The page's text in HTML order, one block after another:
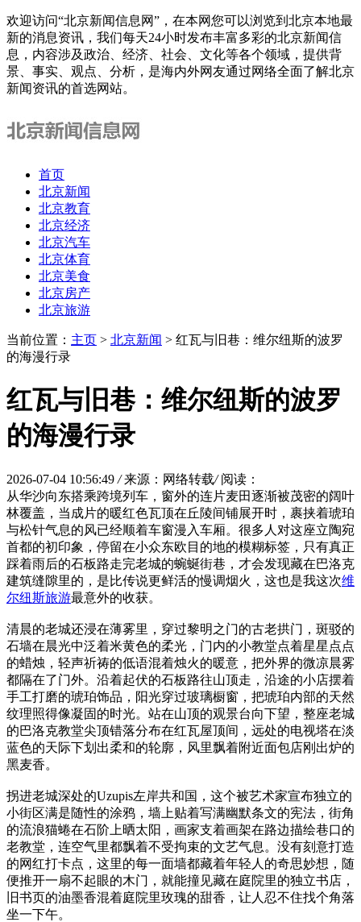
欢迎访问“北京新闻信息网”，在本网您可以浏览到北京本地最
新的消息资讯，我们每天24小时发布丰富多彩的北京新闻信
息，内容涉及政治、经济、社会、文化等各个领域，提供背
景、事实、观点、分析，是海内外网友通过网络全面了解北京
新闻资讯的首选网站。
首页
北京新闻
北京教育
北京经济
北京汽车
北京体育
北京美食
北京房产
北京旅游
当前位置： 主页 > 北京新闻 > 红瓦与旧巷：维尔纽斯的波罗
的海漫行录
红瓦与旧巷：维尔纽斯的波罗
的海漫行录
2026-07-04 10:56:49 / 来源：网络转载/ 阅读：
从华沙向东搭乘跨境列车，窗外的连片麦田逐渐被茂密的阔叶
林覆盖，当成片的暖红色瓦顶在丘陵间铺展开时，裹挟着琥珀
与松针气息的风已经顺着车窗漫入车厢。很多人对这座立陶宛
首都的初印象，停留在小众东欧目的地的模糊标签，只有真正
踩着雨后的石板路走完老城的蜿蜒街巷，才会发现藏在巴洛克
建筑缝隙里的，是比传说更鲜活的慢调烟火，这也是我这次维
尔纽斯旅游最意外的收获。
清晨的老城还浸在薄雾里，穿过黎明之门的古老拱门，斑驳的
石墙在晨光中泛着米黄色的柔光，门内的小教堂点着星星点点
的蜡烛，轻声祈祷的低语混着烛火的暖意，把外界的微凉晨雾
都隔在了门外。沿着起伏的石板路往山顶走，沿途的小店摆着
手工打磨的琥珀饰品，阳光穿过玻璃橱窗，把琥珀内部的天然
纹理照得像凝固的时光。站在山顶的观景台向下望，整座老城
的巴洛克教堂尖顶错落分布在红瓦屋顶间，远处的电视塔在淡
蓝色的天际下划出柔和的轮廓，风里飘着附近面包店刚出炉的
黑麦香。
拐进老城深处的Uzupis左岸共和国，这个被艺术家宣布独立的
小街区满是随性的涂鸦，墙上贴着写满幽默条文的宪法，街角
的流浪猫蜷在石阶上晒太阳，画家支着画架在路边描绘巷口的
老教堂，连空气里都飘着不受拘束的文艺气息。没有刻意打造
的网红打卡点，这里的每一面墙都藏着年轻人的奇思妙想，随
便推开一扇不起眼的木门，就能撞见藏在庭院里的独立书店，
旧书页的油墨香混着庭院里玫瑰的甜香，让人忍不住找个角落
坐一下午。